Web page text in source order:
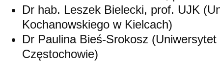
Dr hab. Leszek Bielecki, prof. UJK
Kochanowskiego w Kielcach)
Dr Paulina Bieś-Srokosz (Uniwersytet
Częstochowie)